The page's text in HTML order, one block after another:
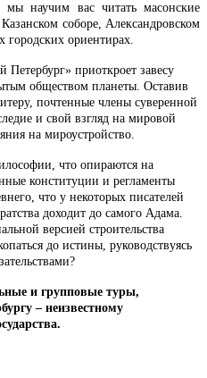
мы научим вас читать масонские
соборе, Александровском
городских ориентирах.
приоткроет завесу
обществом планеты. Оставив
почтенные члены суверенной
и свой взгляд на мировой
на мироустройство.
что опираются на
конституции и регламенты
что у некоторых писателей
доходит до самого Адама.
версией строительства
до истины, руководствуясь
и групповые туры,
– неизвестному